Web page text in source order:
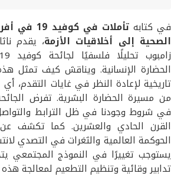
في كتابهتأملات في كوفيد 19 في
الصحية إلى أخلاقيات الأزمة، يقدم
الحضارة الإنسانية. ويناقش كيف تمثل
تاريخية لإعادة النظر في غايات التقدم،
من مسيرة الحضارة البشرية. تفرض
في شروط وجودنا في ظل الترابط
القرن الحادي والعشرين. كما تكشف
الحوكمة العالمية والثغرات في التصدي
يستوجب تغييرًا في النموذج المجتمعي
تدابير وقائية وتنظيم التطعيم لمعالجة هذه